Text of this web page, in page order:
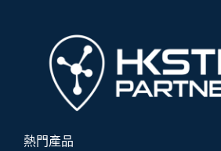
熱門產品